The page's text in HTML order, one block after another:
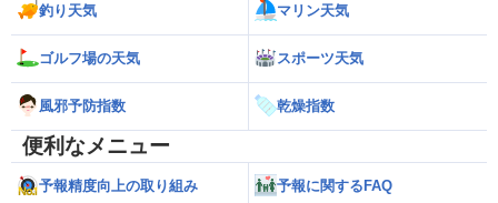
釣り天気 マリン天気
ゴルフ場の天気 スポーツ天気
風邪予防指数 乾燥指数
便利なメニュー
予報精度向上の取り組み 予報に関するFAQ